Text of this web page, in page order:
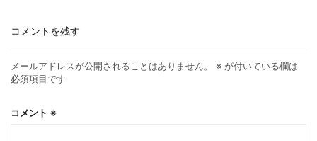
コメントを残す
メールアドレスが公開されることはありません。 ※ が付いている欄は
必須項目です
コメント ※